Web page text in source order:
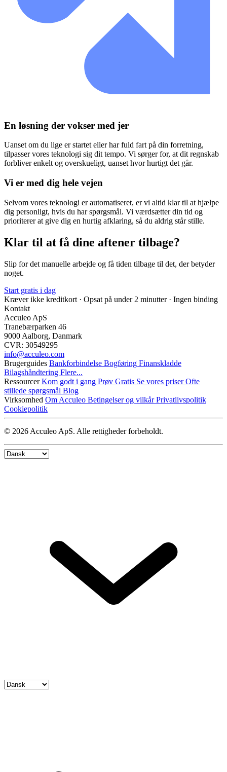
En løsning der vokser med jer
Uanset om du lige er startet eller har fuld fart på din forretning,
tilpasser vores teknologi sig dit tempo. Vi sørger for, at dit regnskab
forbliver enkelt og overskueligt, uanset hvor hurtigt det går.
Vi er med dig hele vejen
Selvom vores teknologi er automatiseret, er vi altid klar til at hjælpe
dig personligt, hvis du har spørgsmål. Vi værdsætter din tid og
prioriterer at give dig en hurtig afklaring, så du aldrig står stille.
Klar til at få dine aftener tilbage?
Slip for det manuelle arbejde og få tiden tilbage til det, der betyder
noget.
Start gratis i dag
Kræver ikke kreditkort · Opsat på under 2 minutter · Ingen binding
Kontakt
Acculeo ApS
Tranebærparken 46
9000 Aalborg, Danmark
CVR: 30549295
info@​acculeo.com
Brugerguides Bankforbindelse Bogføring Finanskladde
Bilagshåndtering Flere...
RessourcerKom godt i gang Prøv Gratis Se vores priserOfte
stillede spørgsmål Blog
Virksomhed Om Acculeo Betingelser og vilkårPrivatlivspolitik
Cookiepolitik
© 2026 Acculeo ApS. Alle rettigheder forbeholdt.